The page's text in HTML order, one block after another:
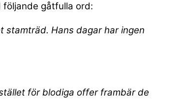
följande gåtfulla ord:
stamträd. Hans dagar har ingen
för blodiga offer frambär de